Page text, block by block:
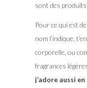
sont des produits
Pour ce qui est
nom l’indique,
corporelle, ou
fragrances
j’adore aussi